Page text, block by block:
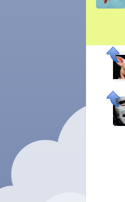
Il y a 5 mois
Il y